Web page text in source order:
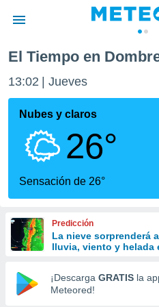
de
por
que se
calidad.
a este
las
y
forma
digital
basada
El Tiempo en
13:02 Jueves
Nubes y claros
26°
Sensación de 26°
Predicción
La nieve sorprenderá
lluvia, viento y helada
¡Descarga GRATIS la
Meteored!